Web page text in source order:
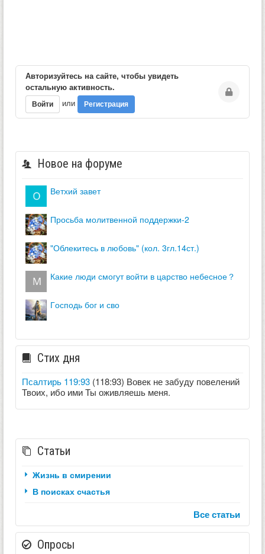
Авторизуйтесь на сайте, чтобы увидеть
остальную активность.
Войти или Регистрация
Новое на форуме
ветхий завет
просьба молитвенной поддержки-2
"облекитесь в любовь" (кол. 3гл.14ст.)
какие люди смогут войти в царство небесное？
господь бог и сво
Стих дня
Псалтирь 119:93 (118:93) Вовек не забуду повелений
Твоих, ибо ими Ты оживляешь меня.
Статьи
Жизнь в смирении
В поисках счастья
Все статьи
Опросы